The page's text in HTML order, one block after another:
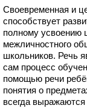
Своевременная и
способствует
полному усвоению
межличностного
школьников. Речь
сам процесс
помощью речи
понятия о
всегда